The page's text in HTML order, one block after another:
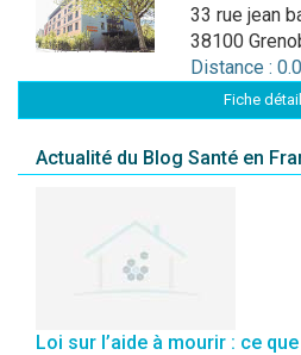
33 rue jean
38100
Distance :
Fiche
Actualité du Blog Santé en
Loi sur l’aide à mourir : ce